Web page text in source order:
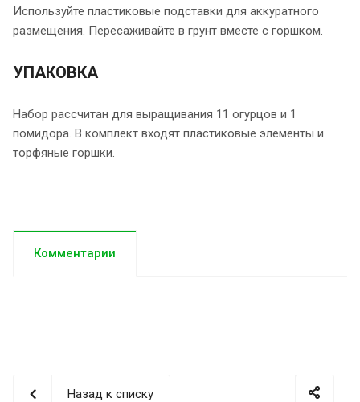
Используйте пластиковые подставки для аккуратного
размещения. Пересаживайте в грунт вместе с горшком.
УПАКОВКА
Набор рассчитан для выращивания 11 огурцов и 1
помидора. В комплект входят пластиковые элементы и
торфяные горшки.
Комментарии
Назад к списку